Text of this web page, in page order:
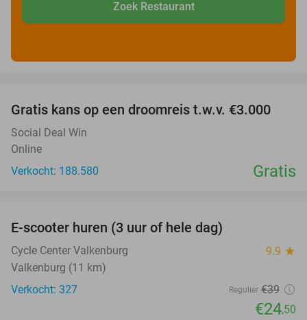
Zoek Restaurant
Gratis kans op een droomreis t.w.v. €3.000
Social Deal Win
Online
Verkocht: 188.580
Gratis
E-scooter huren (3 uur of hele dag)
Cycle Center Valkenburg 9.9 star
Valkenburg (11 km)
Verkocht: 327
Regulier €39
€24,50